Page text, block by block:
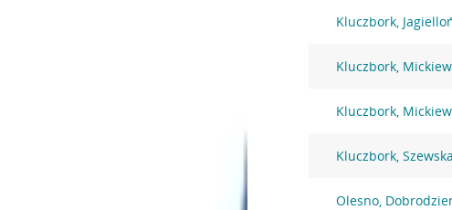
Kluczbork,
Kluczbork,
Kluczbork,
Kluczbork,
Olesno,